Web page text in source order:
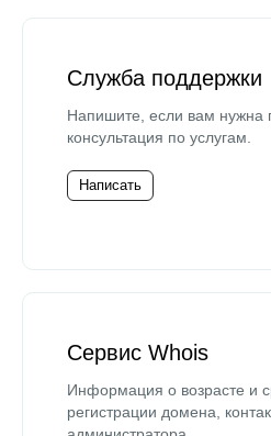
Служба поддержки
Напишите, если вам нужна
консультация по услугам.
Написать
Сервис Whois
Информация о возрасте и
регистрации домена,